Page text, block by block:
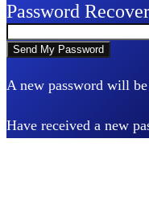
Password
A new password will
Have received a new